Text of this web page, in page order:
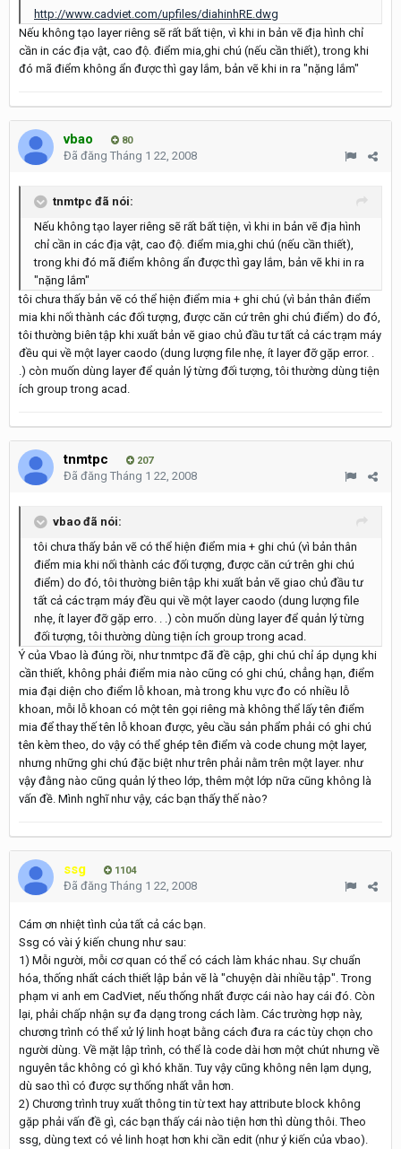
http://www.cadviet.com/upfiles/diahinhRE.dwg
Nếu không tạo layer riêng sẽ rất bất tiện, vì khi in bản vẽ địa hình chỉ
cần in các địa vật, cao độ. điểm mia,ghi chú (nếu cần thiết), trong khi
đó mã điểm không ẩn được thì gay lắm, bản vẽ khi in ra "nặng lắm"
vbao 80
Đã đăng Tháng 1 22, 2008
tnmtpc đã nói:
Nếu không tạo layer riêng sẽ rất bất tiện, vì khi in bản vẽ địa hình
chỉ cần in các địa vật, cao độ. điểm mia,ghi chú (nếu cần thiết),
trong khi đó mã điểm không ẩn được thì gay lắm, bản vẽ khi in ra
"nặng lắm"
tôi chưa thấy bản vẽ có thể hiện điểm mia + ghi chú (vì bản thân điểm
mia khi nối thành các đối tượng, được căn cứ trên ghi chú điểm) do đó,
tôi thường biên tập khi xuất bản vẽ giao chủ đầu tư tất cả các trạm máy
đều qui về một layer caodo (dung lượng file nhẹ, ít layer đỡ gặp error. .
.) còn muốn dùng layer để quản lý từng đối tượng, tôi thường dùng tiện
ích group trong acad.
tnmtpc 207
Đã đăng Tháng 1 22, 2008
vbao đã nói:
tôi chưa thấy bản vẽ có thể hiện điểm mia + ghi chú (vì bản thân
điểm mia khi nối thành các đối tượng, được căn cứ trên ghi chú
điểm) do đó, tôi thường biên tập khi xuất bản vẽ giao chủ đầu tư
tất cả các trạm máy đều qui về một layer caodo (dung lượng file
nhẹ, ít layer đỡ gặp erro. . .) còn muốn dùng layer để quản lý từng
đối tượng, tôi thường dùng tiện ích group trong acad.
Ý của Vbao là đúng rồi, như tnmtpc đã đề cập, ghi chú chỉ áp dụng khi
cần thiết, không phải điểm mia nào cũng có ghi chú, chẳng hạn, điểm
mia đại diện cho điểm lỗ khoan, mà trong khu vực đo có nhiều lỗ
khoan, mỗi lỗ khoan có một tên gọi riêng mà không thể lấy tên điểm
mia để thay thế tên lỗ khoan được, yêu cầu sản phẩm phải có ghi chú
tên kèm theo, do vậy có thể ghép tên điểm và code chung một layer,
nhưng những ghi chú đặc biệt như trên phải nằm trên một layer. như
vậy đằng nào cũng quản lý theo lớp, thêm một lớp nữa cũng không là
vấn đề. Mình nghĩ như vậy, các bạn thấy thế nào?
ssg 1104
Đã đăng Tháng 1 22, 2008
Cám ơn nhiệt tình của tất cả các bạn.
Ssg có vài ý kiến chung như sau:
1) Mỗi người, mỗi cơ quan có thể có cách làm khác nhau. Sự chuẩn
hóa, thống nhất cách thiết lập bản vẽ là "chuyện dài nhiều tập". Trong
phạm vi anh em CadViet, nếu thống nhất được cái nào hay cái đó. Còn
lại, phải chấp nhận sự đa dạng trong cách làm. Các trường hợp này,
chương trình có thể xử lý linh hoạt bằng cách đưa ra các tùy chọn cho
người dùng. Về mặt lập trình, có thể là code dài hơn một chút nhưng về
nguyên tắc không có gì khó khăn. Tuy vậy cũng không nên lạm dụng,
dù sao thì có được sự thống nhất vẫn hơn.
2) Chương trình truy xuất thông tin từ text hay attribute block không
gặp phải vấn đề gì, các bạn thấy cái nào tiện hơn thì dùng thôi. Theo
ssg, dùng text có vẻ linh hoạt hơn khi cần edit (như ý kiến của vbao).